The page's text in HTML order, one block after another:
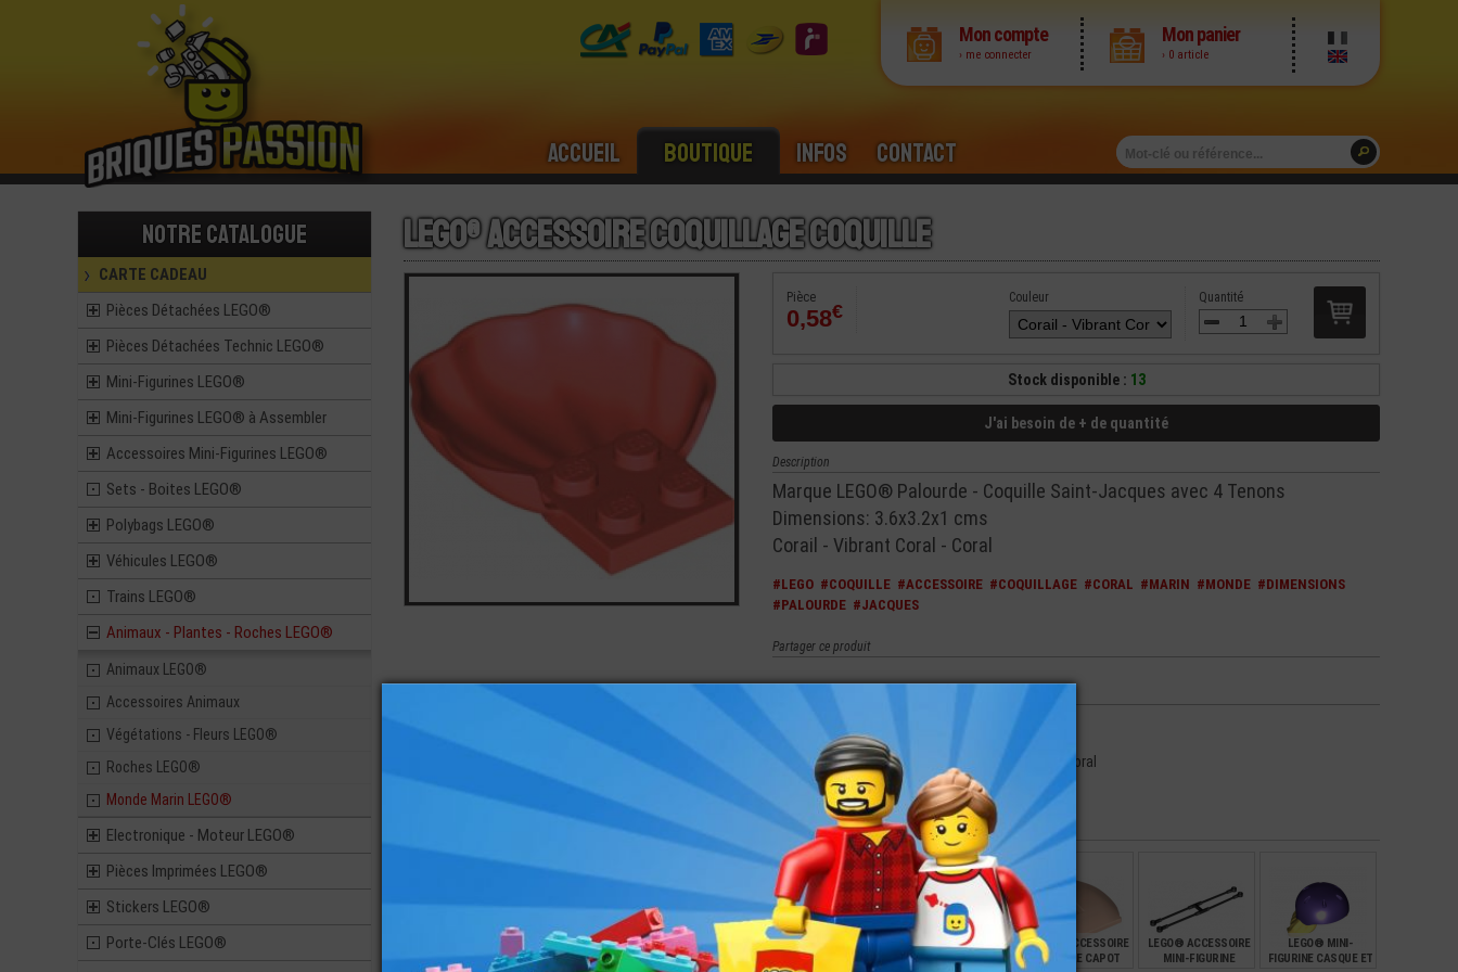
Mon compte
› me connecter
Mon panier
› 0 article
Accueil Boutique Infos Contact
Notre catalogue
CARTE CADEAU
Pièces Détachées LEGO®
Pièces Détachées Technic LEGO®
Mini-Figurines LEGO®
Mini-Figurines LEGO® à Assembler
Accessoires Mini-Figurines LEGO®
Sets - Boites LEGO®
Polybags LEGO®
Véhicules LEGO®
Trains LEGO®
Animaux - Plantes - Roches LEGO®
Animaux LEGO®
Accessoires Animaux
Végétations - Fleurs LEGO®
Roches LEGO®
Monde Marin LEGO®
Electronique - Moteur LEGO®
Pièces Imprimées LEGO®
Stickers LEGO®
Porte-Clés LEGO®
LEGO® Accessoire Coquillage Coquille
Pièce
0,58€
Quantité
Couleur
Stock disponible : 13
J'ai besoin de + de quantité
Description
Marque LEGO® Palourde - Coquille Saint-Jacques avec 4 Tenons
Dimensions: 3.6x3.2x1 cms
Corail - Vibrant Coral - Coral
#LEGO #COQUILLE #ACCESSOIRE #COQUILLAGE #CORAL #MARIN #MONDE #DIMENSIONS
#PALOURDE #JACQUES
Partager ce produit
Ref. Design
Couleur
220 - Corail - Vibrant Coral - Coral
Vous aimerez aussi les produits suivants
LEGO® ACCESSOIRE
MINI-FIGURINE
LEGO® ACCESSOIRE
MINI-FIGURINE -
LEGO® ACCESSOIRE
MINI-FIGURINE -
LEGO® ACCESSOIRE
ARME - ARC ET
LEGO® PLANTE -
TIGE DE PLANTE
LEGO® ACCESSOIRE
VÉHICULE CAPOT
LEGO® ACCESSOIRE
MINI-FIGURINE
LEGO® MINI-
FIGURINE CASQUE ET